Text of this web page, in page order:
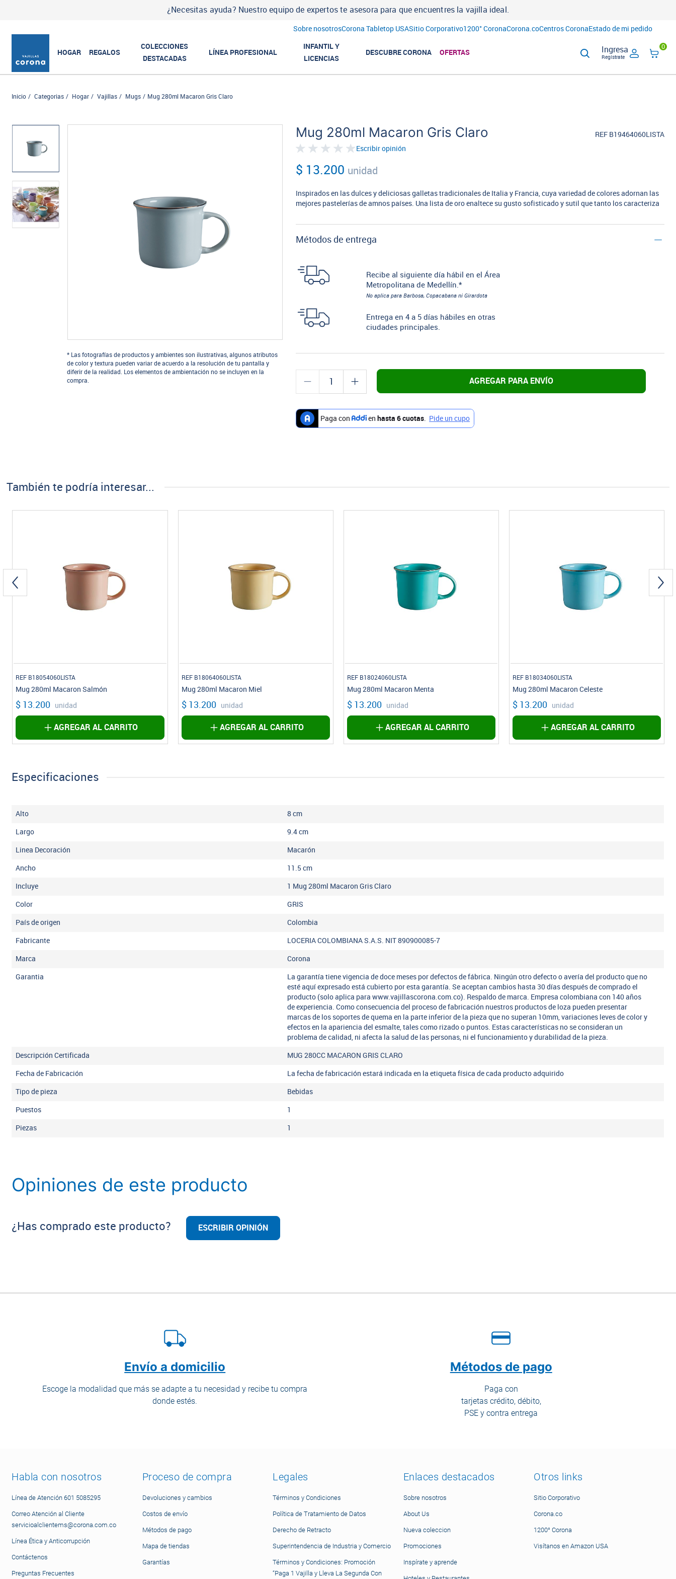
¿Necesitas ayuda? Nuestro equipo de expertos te asesora para que encuentres la vajilla ideal.
Sobre nosotrosCorona Tabletop USASitio Corporativo1200° CoronaCorona.coCentros CoronaEstado de mi pedido
HOGAR REGALOS
COLECCIONES
DESTACADAS
LÍNEA PROFESIONAL
INFANTIL Y
LICENCIAS
DESCUBRE CORONA OFERTAS Ingresa
Regístrate
0
Inicio Categorias Hogar Vajillas Mugs Mug 280ml Macaron Gris Claro
Mug 280ml Macaron Gris Claro
REF B19464060LISTA
Escribir opinión
* Las fotografías de productos y ambientes son ilustrativas, algunos atributos
de color y textura pueden variar de acuerdo a la resolución de tu pantalla y
diferir de la realidad. Los elementos de ambientación no se incluyen en la
compra.
$ 13.200 unidad
Inspirados en las dulces y deliciosas galletas tradicionales de Italia y Francia, cuya variedad de colores adornan las
mejores pastelerías de amnos países. Una lista de oro enaltece su gusto sofisticado y sutil que tanto los caracteriza
Métodos de entrega
Recibe al siguiente día hábil en el Área
Metropolitana de Medellín.*
No aplica para Barbosa, Copacabana ni Girardota
Entrega en 4 a 5 días hábiles en otras
ciudades principales.
AGREGAR PARA ENVÍO
También te podría interesar...
REF B18054060LISTA
Mug 280ml Macaron Salmón
$ 13.200 unidad
AGREGAR AL CARRITO
REF B18064060LISTA
Mug 280ml Macaron Miel
$ 13.200 unidad
AGREGAR AL CARRITO
REF B18024060LISTA
Mug 280ml Macaron Menta
$ 13.200 unidad
AGREGAR AL CARRITO
REF B18034060LISTA
Mug 280ml Macaron Celeste
$ 13.200 unidad
AGREGAR AL CARRITO
Especificaciones
Alto 8 cm
Largo 9.4cm
Linea Decoración Macarón
Ancho 11.5 cm
Incluye 1 Mug 280ml Macaron Gris Claro
Color GRIS
País de origen Colombia
Fabricante LOCERIA COLOMBIANA S.A.S. NIT 890900085-7
Marca Corona
Garantia
La garantía tiene vigencia de doce meses por defectos de fábrica. Ningún otro defecto o avería del producto que no
esté aquí expresado está cubierto por esta garantía. Se aceptan cambios hasta 30 días después de comprado el
producto (solo aplica para www.vajillascorona.com.co). Respaldo de marca. Empresa colombiana con 140 años
de experiencia. Como consecuencia del proceso de fabricación nuestros productos de loza pueden presentar
marcas de los soportes de quema en la parte inferior de la pieza que no superan 10mm, variaciones leves de color y
efectos en la apariencia del esmalte, tales como rizado o puntos. Estas características no se consideran un
problema de calidad, ni afecta la salud de las personas, ni el funcionamiento y durabilidad de la pieza.
Descripción Certificada MUG 280CC MACARON GRIS CLARO
Fecha de Fabricación La fecha de fabricación estará indicada en la etiqueta física de cada producto adquirido
Tipo de pieza Bebidas
Puestos 1
Piezas 1
Opiniones de este producto
¿Has comprado este producto? ESCRIBIR OPINIÓN
Envío a domicilio
Escoge la modalidad que más se adapte a tu necesidad y recibe tu compra
donde estés.
Métodos de pago
Paga con
tarjetas crédito, débito,
PSE y contra entrega
Habla con nosotros
Línea de Atención 601 5085295
Correo Atención al Cliente
servicioalclientems@corona.com.co
Línea Ética y Anticorrupción
Contáctenos
Preguntas Frecuentes
Proceso de compra
Devoluciones y cambios
Costos de envío
Métodos de pago
Mapa de tiendas
Garantías
Legales
Términos y Condiciones
Política de Tratamiento de Datos
Derecho de Retracto
Superintendencia de Industria y Comercio
Términos y Condiciones: Promoción
“Paga 1 Vajilla y Lleva La Segunda Con
Enlaces destacados
Sobre nosotros
About Us
Nueva coleccion
Promociones
Inspírate y aprende
Otros links
Sitio Corporativo
Corona.co
1200° Corona
Visítanos en Amazon USA